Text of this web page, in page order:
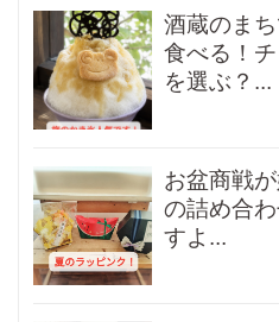
酒蔵のま
食べる！
を選ぶ？...
お盆商戦
の詰め合
すよ...